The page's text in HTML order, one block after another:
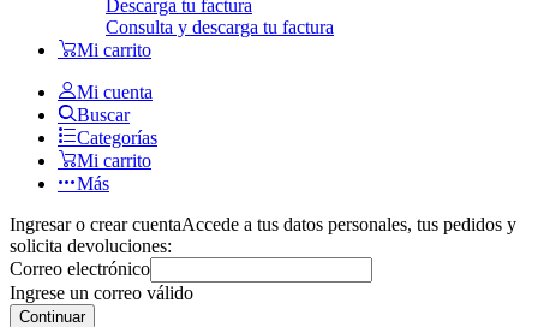
Descarga tu factura
Consulta y descarga tu factura
Mi carrito
Mi cuenta
Buscar
Categorías
Mi carrito
Más
Ingresar o crear cuentaAccede a tus datos personales, tus pedidos y
solicita devoluciones:
Correo electrónico
Ingrese un correo válido
Continuar